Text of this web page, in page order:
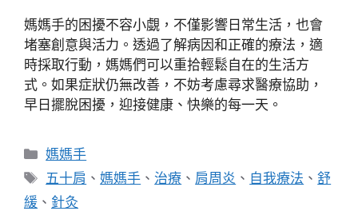
媽媽手的困擾不容小覷，不僅影響日常生活，也會
堵塞創意與活力。透過了解病因和正確的療法，適
時採取行動，媽媽們可以重拾輕鬆自在的生活方
式。如果症狀仍無改善，不妨考慮尋求醫療協助，
早日擺脫困擾，迎接健康、快樂的每一天。
分
類
媽媽手
標
籤
五十肩 、媽媽手 、 治療 、 肩周炎 、 自我療法 、舒
緩 、 針灸